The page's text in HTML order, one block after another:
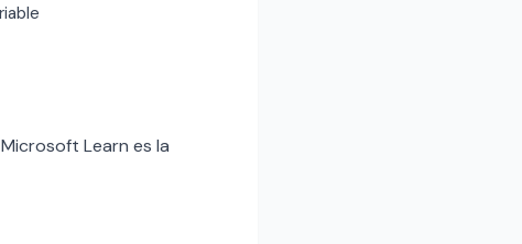
Learn es la